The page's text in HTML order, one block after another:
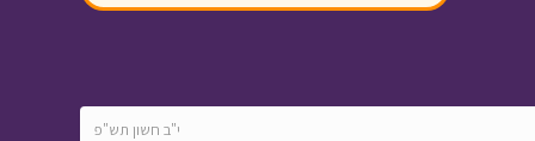
שומר הסיפורים - עונה
י"ב חשון תש"פ